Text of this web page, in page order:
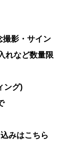
影・サイン
れなど数量限
ング)
みはこちら